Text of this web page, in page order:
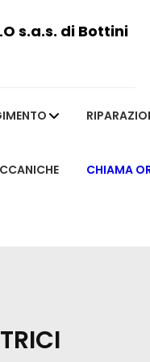
s.a.s. di Bottini
CHIAMA